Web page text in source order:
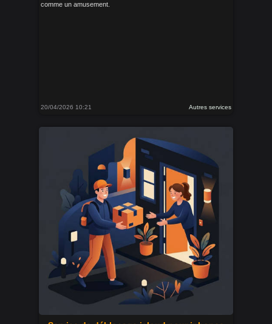
comme un amusement.
20/04/2026 10:21 Autres services